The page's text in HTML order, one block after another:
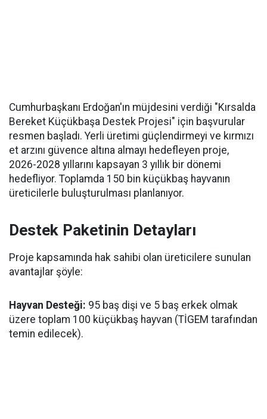
Cumhurbaşkanı Erdoğan'ın müjdesini verdiği "Kırsalda
Bereket Küçükbaşa Destek Projesi" için başvurular
resmen başladı. Yerli üretimi güçlendirmeyi ve kırmızı
et arzını güvence altına almayı hedefleyen proje,
2026-2028 yıllarını kapsayan 3 yıllık bir dönemi
hedefliyor. Toplamda 150 bin küçükbaş hayvanın
üreticilerle buluşturulması planlanıyor.
Destek Paketinin Detayları
Proje kapsamında hak sahibi olan üreticilere sunulan
avantajlar şöyle:
Hayvan Desteği: 95 baş dişi ve 5 baş erkek olmak
üzere toplam 100 küçükbaş hayvan (TİGEM tarafından
temin edilecek).